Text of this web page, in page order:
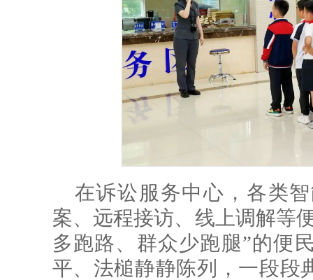
在诉讼服务中心，各类
案、远程接访、线上调解等
多跑路、群众少跑腿”的便
平、法槌静静陈列，一段段